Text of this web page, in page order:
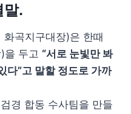
말.
곡지구대장)은 한때
을 두고 “서로 눈빛만 봐
다”고 말할 정도로 가까
경 합동 수사팀을 만들